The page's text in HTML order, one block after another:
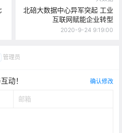
北碚大数据中心异军突起 工业
互联网赋能企业转型
2020-9-24 9:19:00
管理员
动！ 确认修改